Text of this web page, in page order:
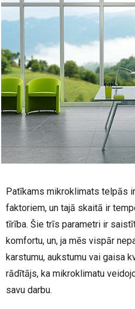
Patīkams mikroklimats telpās
faktoriem, un tajā skaitā ir
tīrība. Šie trīs parametri ir
komfortu, un, ja mēs vispār
karstumu, aukstumu vai gaisa
rādītājs, ka mikroklimatu
savu darbu.